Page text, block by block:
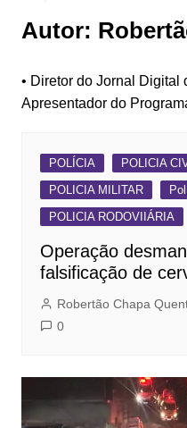
Autor:
• Diretor do Jornal Digital
Apresentador do
POLÍCIA POLICIA
POLICIA MILITAR
POLICIA RODOVIIÁRIA
Operação
falsificação de
Robertão Chapa
0